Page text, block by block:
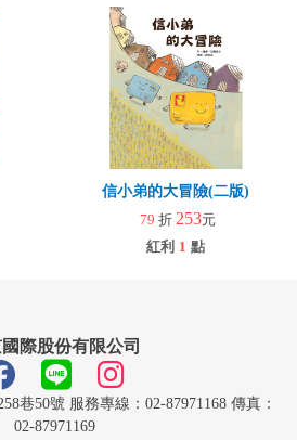
信小弟的大冒險(二版)
79 折 253元
紅利 1 點
際股份有限公司
巷50號 服務專線：02-87971168 傳真：
02-87971169